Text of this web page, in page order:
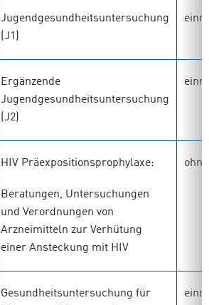
Jugendgesundheitsuntersuchung
(J1)
Ergänzende
Jugendgesundheitsuntersuchung
(J2)
HIV Präexpositionsprophylaxe:
Beratungen, Untersuchungen
und Verordnungen von
Arzneimitteln zur Verhütung
einer Ansteckung mit HIV
ohne
Gesundheitsuntersuchung für